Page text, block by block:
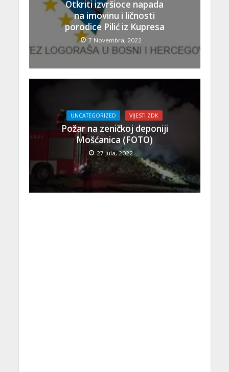
Otkriti izvršioce napada
na imovinu i ličnosti
porodice Pilić iz Kupresa
7 Novembra, 2022
UNCATEGORIZED VIJESTI ZDK
Požar na zeničkoj deponiji
Mošćanica (FOTO)
27 Jula, 2022